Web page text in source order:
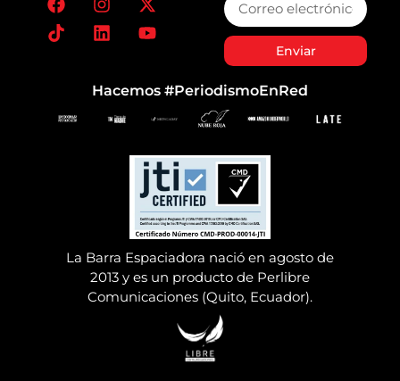
Enviar
Hacemos #PeriodismoEnRed
La Barra Espaciadora nació en agosto de
2013 y es un producto de Perlibre
Comunicaciones (Quito, Ecuador).